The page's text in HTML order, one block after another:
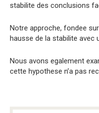
stabilite des conclusions
Notre approche, fondee
hausse de la stabilite avec
Nous avons egalement
cette hypothese n’a pas